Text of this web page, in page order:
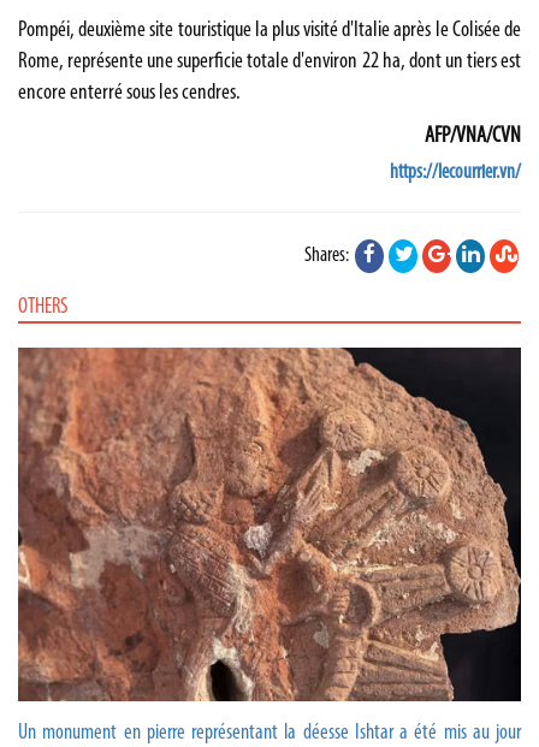
Pompéi, deuxième site touristique la plus visité d'Italie après le Colisée de
Rome, représente une superficie totale d'environ 22 ha, dont un tiers est
encore enterré sous les cendres.
AFP/VNA/CVN
https://lecourrier.vn/
Shares:
OTHERS
Un monument en pierre représentant la déesse Ishtar a été mis au jour